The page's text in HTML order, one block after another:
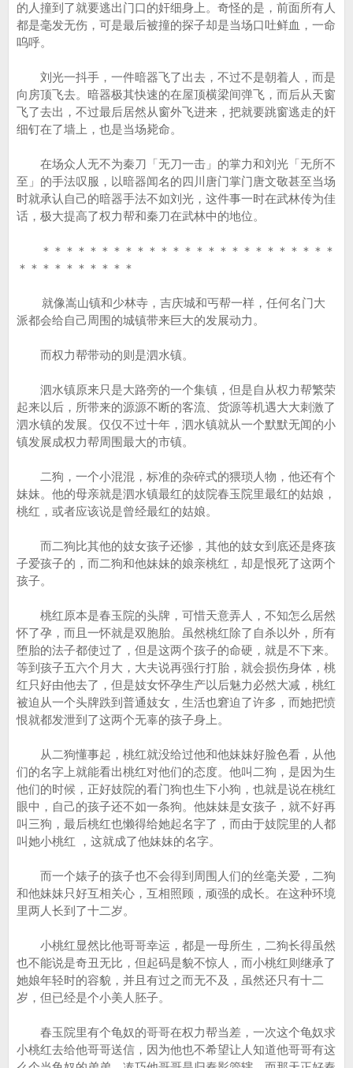
的人撞到了就要逃出门口的奸细身上。奇怪的是，前面所有人
都是毫发无伤，可是最后被撞的探子却是当场口吐鲜血，一命
呜呼。
刘光一抖手，一件暗器飞了出去，不过不是朝着人，而是
向房顶飞去。暗器极其快速的在屋顶横梁间弹飞，而后从天窗
飞了去出，不过最后居然从窗外飞进来，把就要跳窗逃走的奸
细钉在了墙上，也是当场毙命。
在场众人无不为秦刀「无刀一击」的掌力和刘光「无所不
至」的手法叹服，以暗器闻名的四川唐门掌门唐文敬甚至当场
时就承认自己的暗器手法不如刘光，这件事一时在武林传为佳
话，极大提高了权力帮和秦刀在武林中的地位。
＊＊＊＊＊＊＊＊＊＊＊＊＊＊＊＊＊＊＊＊＊＊＊＊＊
＊＊＊＊＊＊＊＊＊＊
就像嵩山镇和少林寺，吉庆城和丐帮一样，任何名门大
派都会给自己周围的城镇带来巨大的发展动力。
而权力帮带动的则是泗水镇。
泗水镇原来只是大路旁的一个集镇，但是自从权力帮繁荣
起来以后，所带来的源源不断的客流、货源等机遇大大刺激了
泗水镇的发展。仅仅不过十年，泗水镇就从一个默默无闻的小
镇发展成权力帮周围最大的市镇。
二狗，一个小混混，标准的杂碎式的猥琐人物，他还有个
妹妹。他的母亲就是泗水镇最红的妓院春玉院里最红的姑娘，
桃红，或者应该说是曾经最红的姑娘。
而二狗比其他的妓女孩子还惨，其他的妓女到底还是疼孩
子爱孩子的，而二狗和他妹妹的娘亲桃红，却是恨死了这两个
孩子。
桃红原本是春玉院的头牌，可惜天意弄人，不知怎么居然
怀了孕，而且一怀就是双胞胎。虽然桃红除了自杀以外，所有
堕胎的法子都使过了，但是这两个孩子的命硬，就是不下来。
等到孩子五六个月大，大夫说再强行打胎，就会损伤身体，桃
红只好由他去了，但是妓女怀孕生产以后魅力必然大减，桃红
被迫从一个头牌跌到普通妓女，生活也窘迫了许多，而她把愤
恨就都发泄到了这两个无辜的孩子身上。
从二狗懂事起，桃红就没给过他和他妹妹好脸色看，从他
们的名字上就能看出桃红对他们的态度。他叫二狗，是因为生
他们的时候，正好妓院的看门狗也生下小狗，也就是说在桃红
眼中，自己的孩子还不如一条狗。他妹妹是女孩子，就不好再
叫三狗，最后桃红也懒得给她起名字了，而由于妓院里的人都
叫她小桃红 ，这就成了他妹妹的名字。
而一个婊子的孩子也不会得到周围人们的丝毫关爱，二狗
和他妹妹只好互相关心，互相照顾，顽强的成长。在这种环境
里两人长到了十二岁。
小桃红显然比他哥哥幸运，都是一母所生，二狗长得虽然
也不能说是奇丑无比，但起码是貌不惊人，而小桃红则继承了
她娘年轻时的容貌，并且有过之而无不及，虽然还只有十二
岁，但已经是个小美人胚子。
春玉院里有个龟奴的哥哥在权力帮当差，一次这个龟奴求
小桃红去给他哥哥送信，因为他也不希望让人知道他哥哥有这